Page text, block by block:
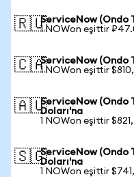
🇷🇺ServiceNow (Ondo
1 NOWon eşittir
🇨🇦ServiceNow (Ondo
1 NOWon eşittir
🇦🇺ServiceNow (Ondo
Doları'na
1 NOWon eşittir
🇸🇬ServiceNow (Ondo
Doları'na
1 NOWon eşittir